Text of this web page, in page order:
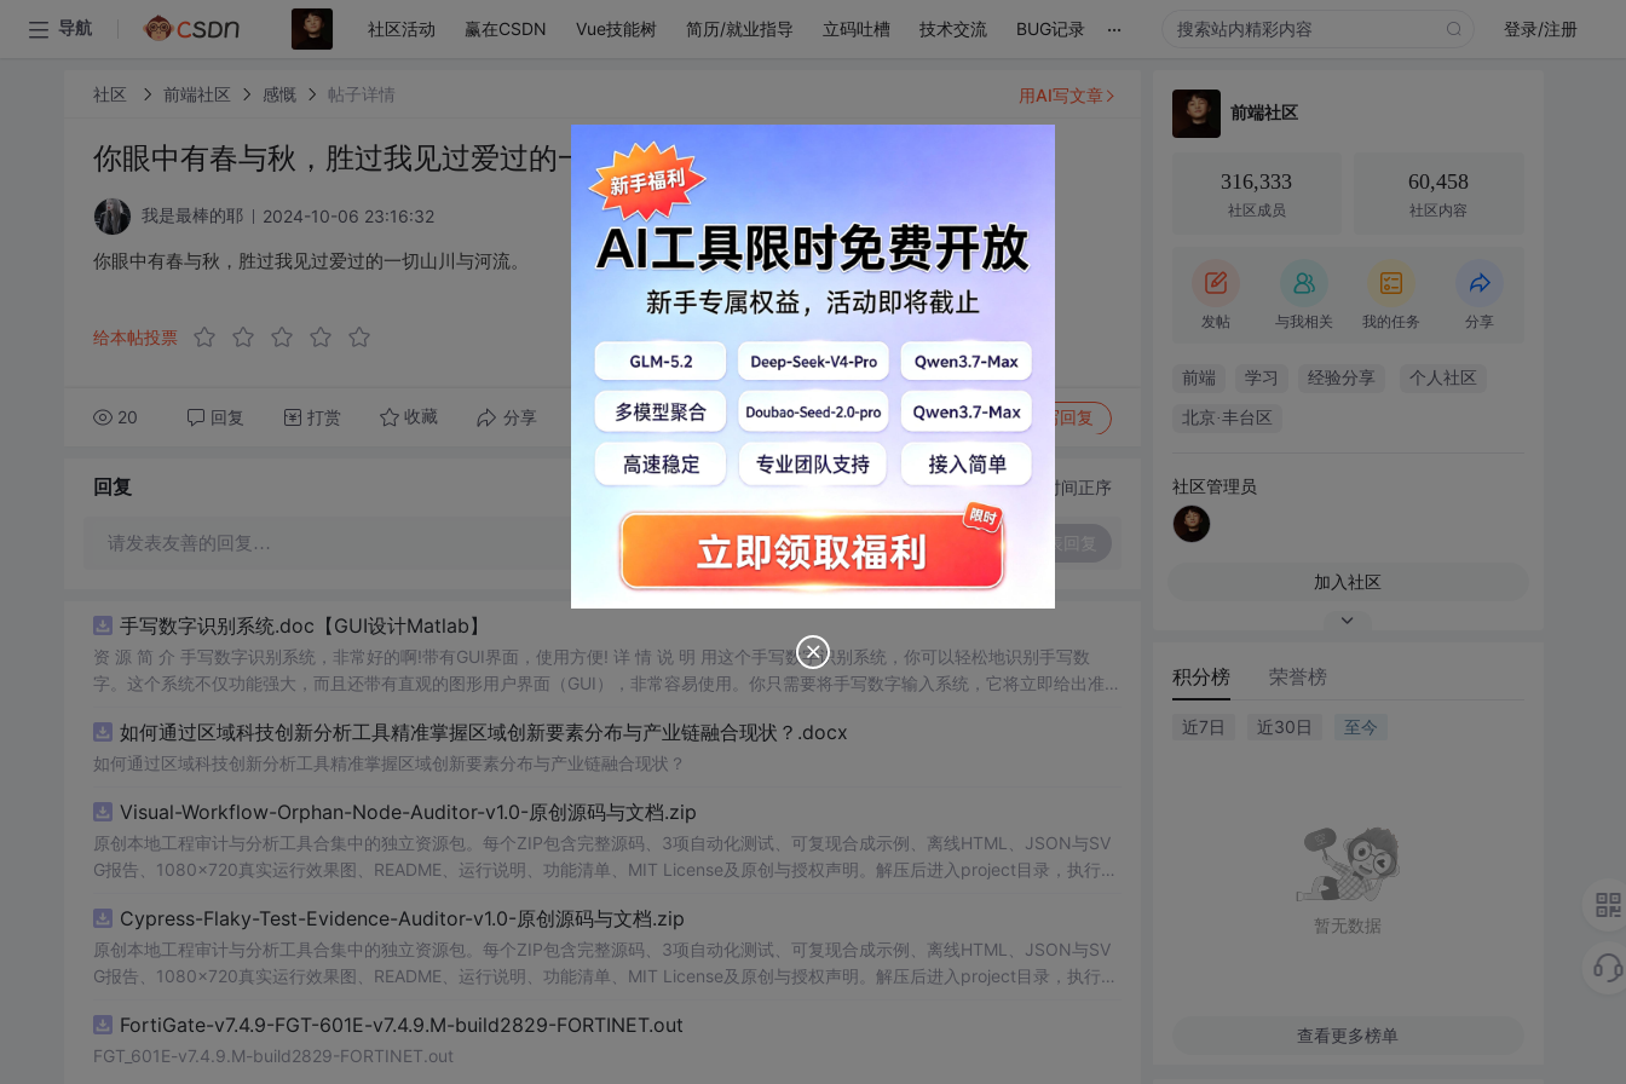
导航 社区活动 赢在CSDN Vue技能树 简历/就业指导 立码吐槽 技术交流 BUG记录 ... 登录/注册
社区 前端社区 感慨 帖子详情
你眼中有春与秋，胜过我见过爱过的一切山川与河流。
我是最棒的耶 2024-10-06 23:16:32
你眼中有春与秋，胜过我见过爱过的一切山川与河流。
给本帖投票
20 回复 打赏 收藏 分享 转发到动态 举报 写回复
用AI写文章
回复 切换为时间正序
请发表友善的回复…
手写数字识别系统.doc【GUI设计Matlab】
资 源 简 介 手写数字识别系统，非常好的啊!带有GUI界面，使用方便! 详 情 说 明 用这个手写数字识别系统，你可以轻松地识别手写数
字。这个系统不仅功能强大，而且还带有直观的图形用户界面（GUI），非常容易使用。你只需要将手写数字输入系统，它将立即给出准确
便和实用的工具，你一定会喜欢它的！
如何通过区域科技创新分析工具精准掌握区域创新要素分布与产业链融合现状？.docx
如何通过区域科技创新分析工具精准掌握区域创新要素分布与产业链融合现状？
Visual-Workflow-Orphan-Node-Auditor-v1.0-原创源码与文档.zip
原创本地工程审计与分析工具合集中的独立资源包。每个ZIP包含完整源码、3项自动化测试、可复现合成示例、离线HTML、JSON与SV
G报告、1080×720真实运行效果图、README、运行说明、功能清单、MIT License及原创与授权声明。解压后进入project目录，执行np
源码、Logo、官方截图、论文、生产日志或其他受限素材。适合前端开发、AI应用工程、测试审计和课程实践。
Cypress-Flaky-Test-Evidence-Auditor-v1.0-原创源码与文档.zip
原创本地工程审计与分析工具合集中的独立资源包。每个ZIP包含完整源码、3项自动化测试、可复现合成示例、离线HTML、JSON与SV
G报告、1080×720真实运行效果图、README、运行说明、功能清单、MIT License及原创与授权声明。解压后进入project目录，执行np
源码、Logo、官方截图、论文、生产日志或其他受限素材。适合前端开发、AI应用工程、测试审计和课程实践。
FortiGate-v7.4.9-FGT-601E-v7.4.9.M-build2829-FORTINET.out
FGT_601E-v7.4.9.M-build2829-FORTINET.out
前端社区
316,333
社区成员
60,458
社区内容
发帖 与我相关 我的任务 分享
前端 学习 经验分享 个人社区
北京·丰台区
社区管理员
加入社区
积分榜 荣誉榜
近7日 近30日 至今
暂无数据
查看更多榜单